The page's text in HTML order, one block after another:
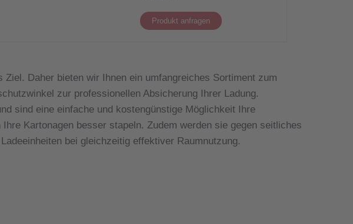
Produkt anfragen
Daher bieten wir Ihnen ein umfangreiches Sortiment zum
zur professionellen Absicherung Ihrer Ladung.
sind eine einfache und kostengünstige Möglichkeit Ihre
Kartonagen besser stapeln. Zudem werden sie gegen seitliches
bei gleichzeitig effektiver Raumnutzung.